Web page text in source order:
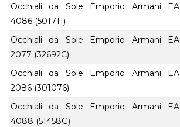
Occhiali da Sole Emporio Armani EA
4086 (501711)
Occhiali da Sole Emporio Armani EA
2077 (32692C)
Occhiali da Sole Emporio Armani EA
2086 (301076)
Occhiali da Sole Emporio Armani EA
4088 (51458G)